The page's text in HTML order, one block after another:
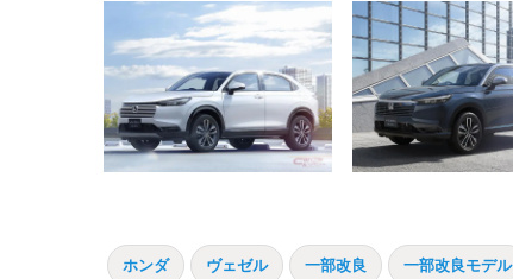
ホンダ ヴェゼル 一部改良 一部改良モデル